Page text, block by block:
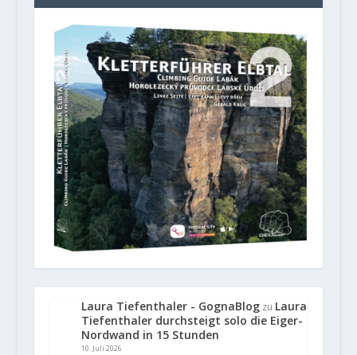
Laura Tiefenthaler - GognaBlogzu Laura
Tiefenthaler durchsteigt solo die Eiger-
Nordwand in 15 Stunden
10. Juli 2026